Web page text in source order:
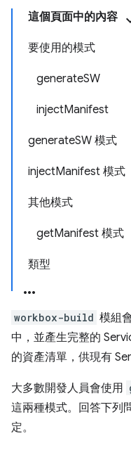
這個頁面中的內容
要使用的模式
generateSW
injectManifest
generateSW 模式
injectManifest 模式
其他模式
getManifest 模式
類型
workbox-build 模組
中，並產生完整的
的資產清單，供現有
大多數開發人員會使用
這兩種模式。回答下列
定。